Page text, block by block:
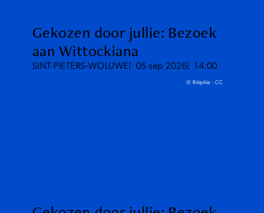
Gekozen door jullie: Bezoek
aan Wittockiana
SINT-PIETERS-WOLUWE 05 sep 2026 14:00
© Ritipitie - CC